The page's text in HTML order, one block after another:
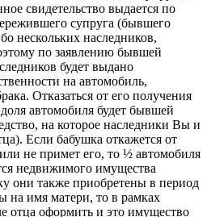
свидетельство выдается по
супруга (бывшего
нескольких наследников,
по заявлению бывшей
будет выдано
на автомобиль,
Отказаться от его получения
автомобиля будет бывшей
на которое наследники Вы и
Если бабушка откажется от
не примет его, то ½ автомобиля
недвижимого имущества
они также приобретены в период
на имя матери, то в рамках
отца оформить и это имущество